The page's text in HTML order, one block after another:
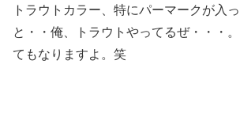
トラウトカラー、特にパーマークが入
と・・俺、トラウトやってるぜ・・・
てもなりますよ。笑